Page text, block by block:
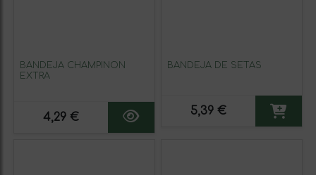
BANDEJA CHAMPIÑON
EXTRA
4,29 €
BANDEJA DE SETAS
5,39 €